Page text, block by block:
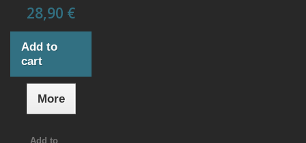
28,90 €
Add to
cart
More
Add to